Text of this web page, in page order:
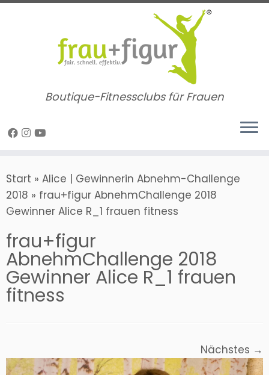
Zum
Boutique-Fitnessclubs für Frauen
Start » Alice | Gewinnerin Abnehm-Challenge
2018 » frau+figur AbnehmChallenge 2018
Gewinner Alice R_1 frauen fitness
frau+figur
AbnehmChallenge 2018
Gewinner Alice R_1 frauen
fitness
Nächstes →